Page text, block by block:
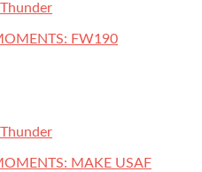
FW190
MAKE USAF